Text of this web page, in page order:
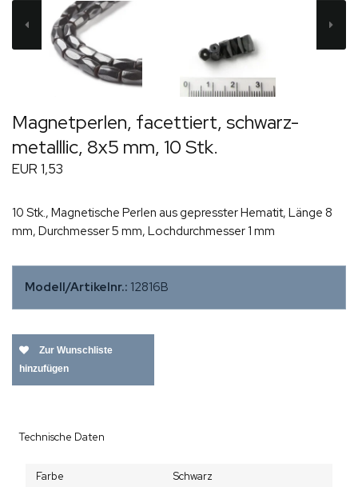
Magnetperlen, facettiert, schwarz-
metalllic, 8x5 mm, 10 Stk.
EUR 1,53
10 Stk., Magnetische Perlen aus gepresster Hematit, Länge 8
mm, Durchmesser 5 mm, Lochdurchmesser 1 mm
Modell/Artikelnr.: 12816B
Zur Wunschliste
hinzufügen
Technische Daten
Farbe Schwarz